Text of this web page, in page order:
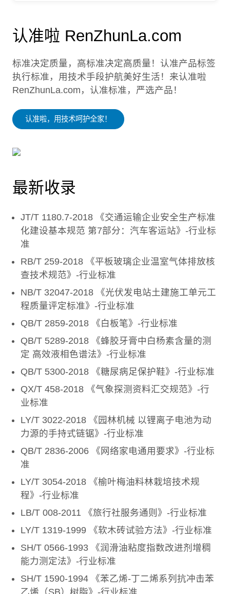
认准啦 RenZhunLa.com
标准决定质量，高标准决定高质量！认准产品标签
执行标准，用技术手段护航美好生活！来认准啦
RenZhunLa.com，认准标准，严选产品！
认准啦，用技术呵护全家！
最新收录
JT/T 1180.7-2018 《交通运输企业安全生产标准
化建设基本规范 第7部分：汽车客运站》-行业标
准
RB/T 259-2018 《平板玻璃企业温室气体排放核
查技术规范》-行业标准
NB/T 32047-2018 《光伏发电站土建施工单元工
程质量评定标准》-行业标准
QB/T 2859-2018 《白板笔》-行业标准
QB/T 5289-2018 《蜂胶牙膏中白杨素含量的测
定 高效液相色谱法》-行业标准
QB/T 5300-2018 《糖尿病足保护鞋》-行业标准
QX/T 458-2018 《气象探测资料汇交规范》-行
业标准
LY/T 3022-2018 《园林机械 以锂离子电池为动
力源的手持式链锯》-行业标准
QB/T 2836-2006 《网络家电通用要求》-行业标
准
LY/T 3054-2018 《榆叶梅油料林栽培技术规
程》-行业标准
LB/T 008-2011 《旅行社服务通则》-行业标准
LY/T 1319-1999 《软木砖试验方法》-行业标准
SH/T 0566-1993 《润滑油粘度指数改进剂增稠
能力测定法》-行业标准
SH/T 1590-1994 《苯乙烯-丁二烯系列抗冲击苯
乙烯（SB）树脂》-行业标准